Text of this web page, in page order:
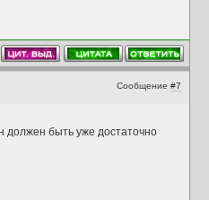
Сообщение #7
должен быть уже достаточно